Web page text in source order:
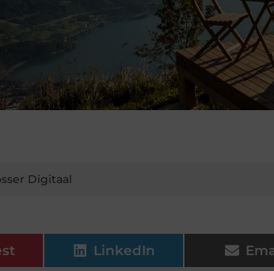
Digitaal
LinkedIn